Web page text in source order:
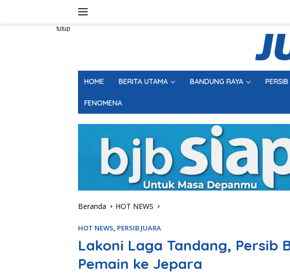
tutup
HOME BERITA UTAMA BANDUNG RAYA
FENOMENA
Beranda HOT NEWS
HOT NEWS, PERSIB JUARA
Lakoni Laga Tandang, Persib
Pemain ke Jepara